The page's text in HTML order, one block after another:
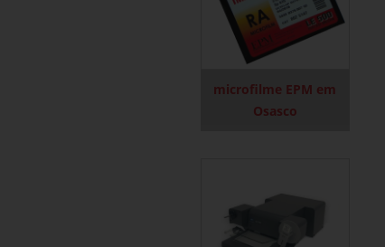
microfilme EPM em
Osasco